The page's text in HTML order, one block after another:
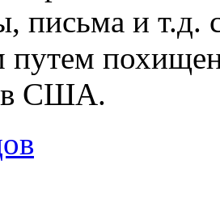
письма и т.д.
путем
в США.